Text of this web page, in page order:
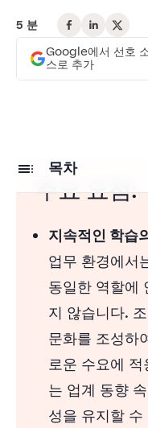
5 분
Google에서 선호
스로 추가
목차
스킬 향상 및 마스터
업계 동향에 발맞추
커리어 발전의 문 열
구인구직 시장에서
인맥 형성 및 협업 기
개인적 성장 및 자신
주요 요점:
지속적인 학습
업무 환경에서
동일한 역할에
지 않습니다.
문화를 조성하
로운 수요에
는 업계 동향
성을 유지할